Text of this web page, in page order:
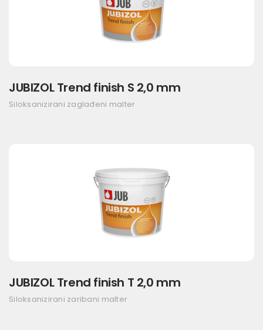
JUBIZOL Trend finish S 2,0 mm
Siloksanizirani zaglađeni malter
JUBIZOL Trend finish T 2,0 mm
Siloksanizirani zaribani malter